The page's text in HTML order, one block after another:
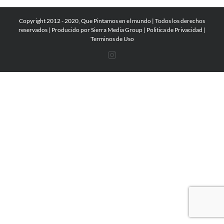
Copyright 2012 - 2020, Que Pintamos en el mundo | Todos los derechos
reservados | Producido porSierra Media Group | Politica de Privacidad |
Terminos de Uso
Instagram